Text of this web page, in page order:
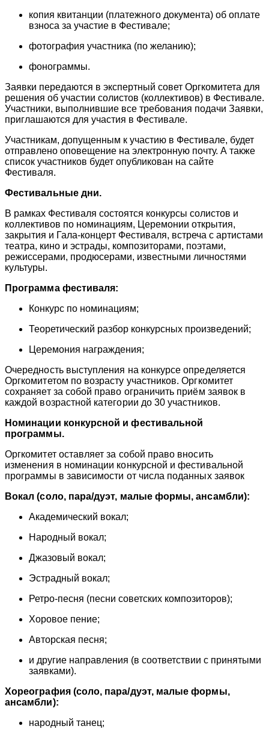
копия квитанции (платежного документа) об оплате
взноса за участие в Фестивале;
фотография участника (по желанию);
фонограммы.
Заявки передаются в экспертный совет Оргкомитета для
решения об участии солистов (коллективов) в Фестивале.
Участники, выполнившие все требования подачи Заявки,
приглашаются для участия в Фестивале.
Участникам, допущенным к участию в Фестивале, будет
отправлено оповещение на электронную почту. А также
список участников будет опубликован на сайте
Фестиваля.
Фестивальные дни.
В рамках Фестиваля состоятся конкурсы солистов и
коллективов по номинациям, Церемонии открытия,
закрытия и Гала-концерт Фестиваля, встреча с артистами
театра, кино и эстрады, композиторами, поэтами,
режиссерами, продюсерами, известными личностями
культуры.
Программа фестиваля:
Конкурс по номинациям;
Теоретический разбор конкурсных произведений;
Церемония награждения;
Очередность выступления на конкурсе определяется
Оргкомитетом по возрасту участников. Оргкомитет
сохраняет за собой право ограничить приём заявок в
каждой возрастной категории до 30 участников.
Номинации конкурсной и фестивальной
программы.
Оргкомитет оставляет за собой право вносить
изменения в номинации конкурсной и фестивальной
программы в зависимости от числа поданных заявок
Вокал (соло, пара/дуэт, малые формы, ансамбли):
Академический вокал;
Народный вокал;
Джазовый вокал;
Эстрадный вокал;
Ретро-песня (песни советских композиторов);
Хоровое пение;
Авторская песня;
и другие направления (в соответствии с принятыми
заявками).
Хореография (соло, пара/дуэт, малые формы,
ансамбли):
народный танец;